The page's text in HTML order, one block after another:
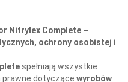
Nitrylex Complete –
ochrony osobistej i
spełniają wszystkie
prawne dotyczące wyrobów